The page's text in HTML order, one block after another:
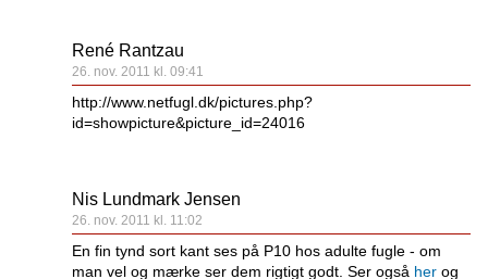
René Rantzau
26. nov. 2011 kl. 09:41
http://www.netfugl.dk/pictures.php?
id=showpicture&picture_id=24016
Nis Lundmark Jensen
26. nov. 2011 kl. 11:02
En fin tynd sort kant ses på P10 hos adulte fugle - om
man vel og mærke ser dem rigtigt godt. Ser også herog